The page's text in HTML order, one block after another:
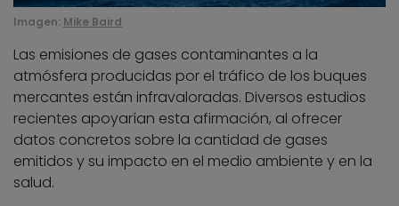
Imagen: Mike Baird
Las emisiones de gases contaminantes a la
atmósfera producidas por el tráfico de los buques
mercantes están infravaloradas. Diversos estudios
recientes apoyarían esta afirmación, al ofrecer
datos concretos sobre la cantidad de gases
emitidos y su impacto en el medio ambiente y en la
salud.